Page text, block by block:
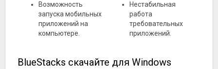
Возможность
запуска мобильных
приложений на
компьютере.
Нестабильная
работа
требовательных
приложений.
BlueStacks скачайте для Windows